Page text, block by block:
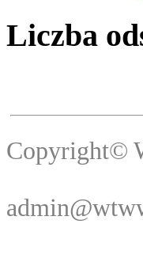
Liczba